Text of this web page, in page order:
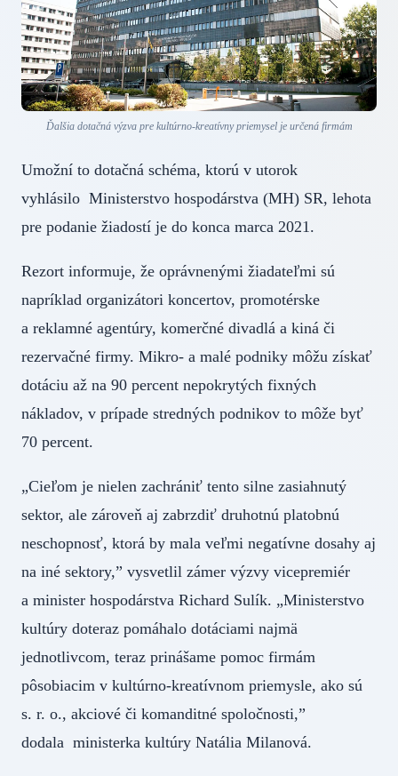
Ďalšia dotačná výzva pre kultúrno-kreatívny priemysel je určená firmám
Umožní to dotačná schéma, ktorú v utorok
vyhlásilo Ministerstvo hospodárstva (MH) SR, lehota
pre podanie žiadostí je do konca marca 2021.
Rezort informuje, že oprávnenými žiadateľmi sú
napríklad organizátori koncertov, promotérske
a reklamné agentúry, komerčné divadlá a kiná či
rezervačné firmy. Mikro- a malé podniky môžu získať
dotáciu až na 90 percent nepokrytých fixných
nákladov, v prípade stredných podnikov to môže byť
70 percent.
„Cieľom je nielen zachrániť tento silne zasiahnutý
sektor, ale zároveň aj zabrzdiť druhotnú platobnú
neschopnosť, ktorá by mala veľmi negatívne dosahy aj
na iné sektory,” vysvetlil zámer výzvy vicepremiér
a minister hospodárstva Richard Sulík. „Ministerstvo
kultúry doteraz pomáhalo dotáciami najmä
jednotlivcom, teraz prinášame pomoc firmám
pôsobiacim v kultúrno-kreatívnom priemysle, ako sú
s. r. o., akciové či komanditné spoločnosti,”
dodala ministerka kultúry Natália Milanová.